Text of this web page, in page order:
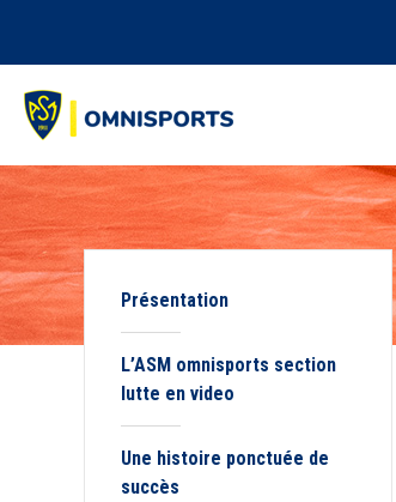
Présentation
L’ASM omnisports section
lutte en video
Une histoire ponctuée de
succès